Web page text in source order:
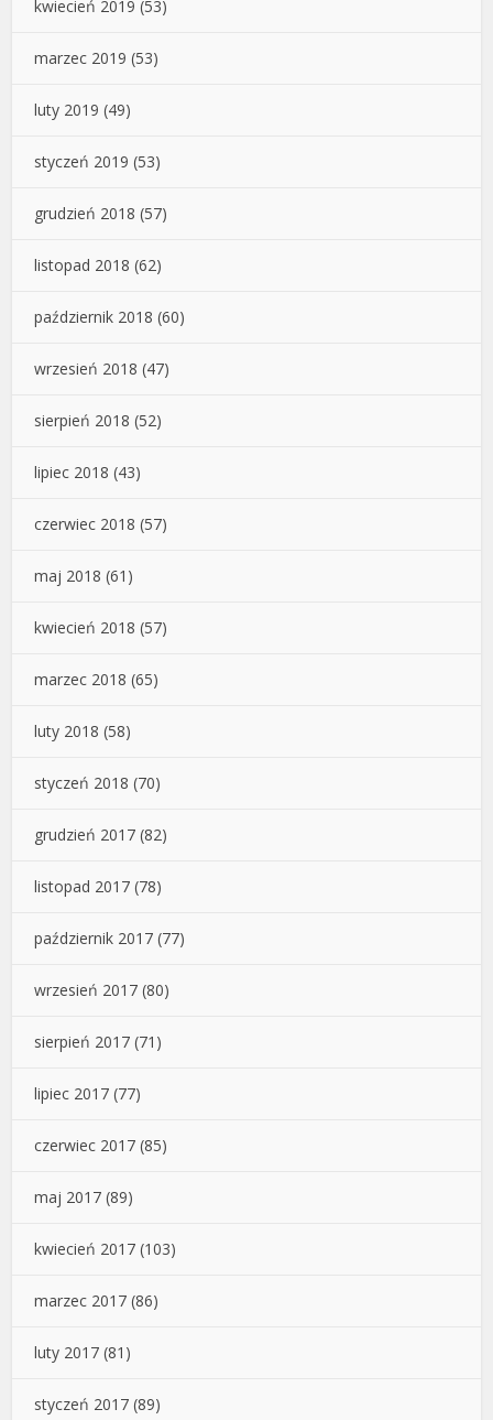
kwiecień 2019 (53)
marzec 2019 (53)
luty 2019 (49)
styczeń 2019 (53)
grudzień 2018 (57)
listopad 2018 (62)
październik 2018 (60)
wrzesień 2018 (47)
sierpień 2018 (52)
lipiec 2018 (43)
czerwiec 2018 (57)
maj 2018 (61)
kwiecień 2018 (57)
marzec 2018 (65)
luty 2018 (58)
styczeń 2018 (70)
grudzień 2017 (82)
listopad 2017 (78)
październik 2017 (77)
wrzesień 2017 (80)
sierpień 2017 (71)
lipiec 2017 (77)
czerwiec 2017 (85)
maj 2017 (89)
kwiecień 2017 (103)
marzec 2017 (86)
luty 2017 (81)
styczeń 2017 (89)